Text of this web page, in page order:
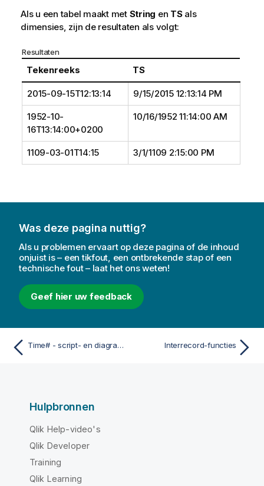
Als u een tabel maakt met String en TSals
dimensies, zijn de resultaten als volgt:
Resultaten
Tekenreeks TS
2015-09-15T12:13:14 9/15/2015 12:13:14 PM
1952-10-
16T13:14:00+0200
10/16/1952 11:14:00 AM
1109-03-01T14:15 3/1/1109 2:15:00 PM
Was deze pagina nuttig?
Als u problemen ervaart op deze pagina of de inhoud
onjuist is – een tikfout, een ontbrekende stap of een
technische fout – laat het ons weten!
Geef hier uw feedback
Time# - script- en diagramfunctie Interrecord-functies
Hulpbronnen
Qlik Help-video's
Qlik Developer
Training
Qlik Learning